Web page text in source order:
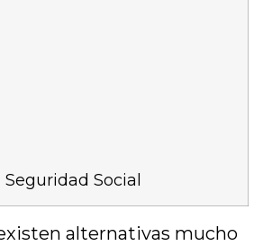
Social
alternativas mucho